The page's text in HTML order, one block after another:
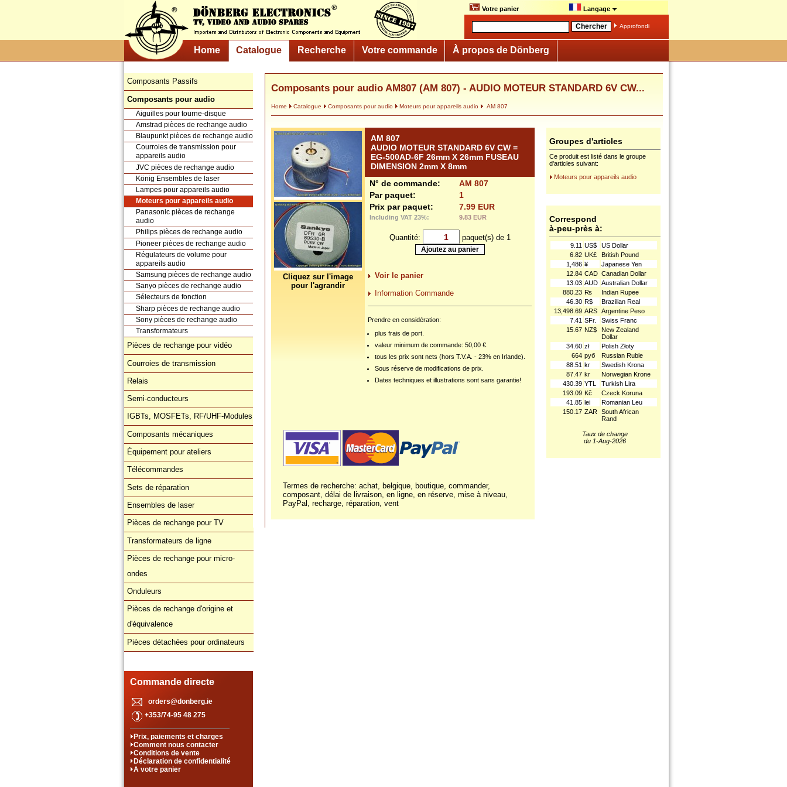
Votre panier Langage
Approfondi
Home Catalogue Recherche Votre commande À propos de Dönberg
Composants Passifs
Composants pour audio
Aiguilles pour tourne-disque
Amstrad pièces de rechange audio
Blaupunkt pièces de rechange audio
Courroies de transmission pour
appareils audio
JVC pièces de rechange audio
König Ensembles de laser
Lampes pour appareils audio
Moteurs pour appareils audio
Panasonic pièces de rechange
audio
Philips pièces de rechange audio
Pioneer pièces de rechange audio
Régulateurs de volume pour
appareils audio
Samsung pièces de rechange audio
Sanyo pièces de rechange audio
Sélecteurs de fonction
Sharp pièces de rechange audio
Sony pièces de rechange audio
Transformateurs
Pièces de rechange pour vidéo
Courroies de transmission
Relais
Semi-conducteurs
IGBTs, MOSFETs, RF/UHF-Modules
Composants mécaniques
Équipement pour ateliers
Télécommandes
Sets de réparation
Ensembles de laser
Pièces de rechange pour TV
Transformateurs de ligne
Pièces de rechange pour micro-
ondes
Onduleurs
Pièces de rechange d'origine et
d'équivalence
Pièces détachées pour ordinateurs
Commande directe
orders@donberg.ie
+353/74-95 48 275
Prix, paiements et charges
Comment nous contacter
Conditions de vente
Déclaration de confidentialité
A votre panier
Composants pour audio AM807 (AM 807) - AUDIO MOTEUR STANDARD 6V CW...
Home Catalogue Composants pour audio Moteurs pour appareils audio AM 807
Cliquez sur l'image
pour l'agrandir
AM 807
AUDIO MOTEUR STANDARD 6V CW =
EG-500AD-6F 26mm X 26mm FUSEAU
DIMENSION 2mm X 8mm
N° de commande:
AM 807
Par paquet:
1
Prix par paquet:
7.99 EUR
Including VAT 23%: 9.83 EUR
Quantité: paquet(s) de 1
Voir le panier
Information Commande
Prendre en considération:
plus frais de port.
valeur minimum de commande: 50,00 €.
tous les prix sont nets (hors T.V.A. - 23% en Irlande).
Sous réserve de modifications de prix.
Dates techniques et illustrations sont sans garantie!
Termes de recherche: achat, belgique, boutique, commander,
composant, délai de livraison, en ligne, en réserve, mise à niveau,
PayPal, recharge, réparation, vent
Groupes d'articles
Ce produit est listé dans le groupe
d'articles suivant:
Moteurs pour appareils audio
Correspond
à-peu-près à:
9.11 US$
US Dollar
6.82 UK£
British Pound
1,486 ¥
Japanese Yen
12.84 CAD Canadian Dollar
13.03 AUD Australian Dollar
880.23 ₨
Indian Rupee
46.30 R$
Brazilian Real
13,498.69 ARS Argentine Peso
7.41 SFr.
Swiss Franc
15.67 NZ$
New Zealand
Dollar
34.60 zł
Polish Złoty
664 руб
Russian Ruble
88.51 kr
Swedish Krona
87.47 kr
Norwegian Krone
430.39 YTL
Turkish Lira
193.09 Kč
Czeck Koruna
41.85 lei
Romanian Leu
150.17 ZAR South African
Rand
Taux de change
du 1-Aug-2026